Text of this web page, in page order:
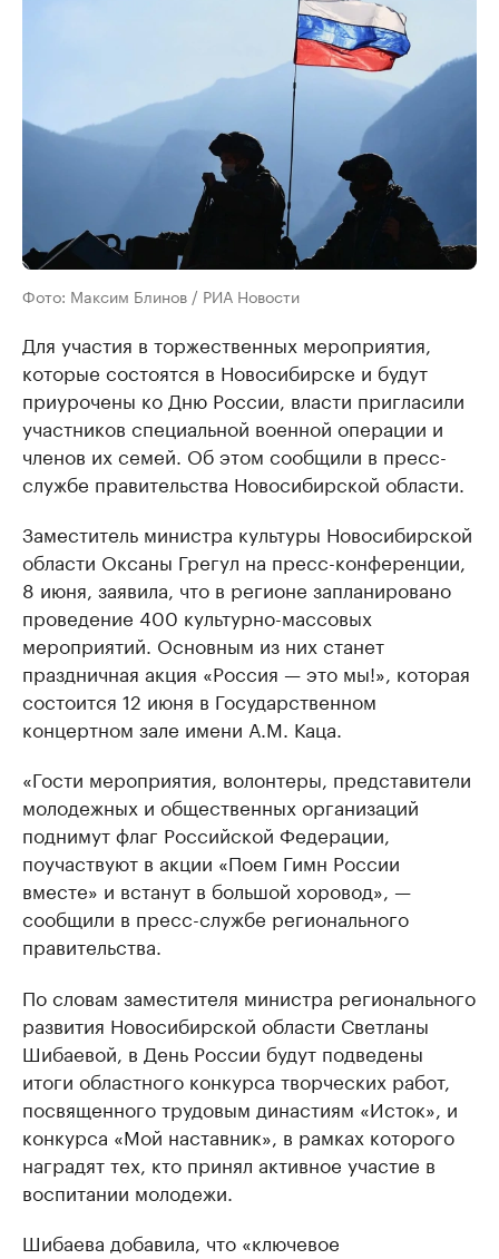
Фото: Максим Блинов / РИА Новости
Для участия в торжественных мероприятия,
которые состоятся в Новосибирске и будут
приурочены ко Дню России, власти пригласили
участников специальной военной операции и
членов их семей. Об этом сообщили в пресс-
службе правительства Новосибирской области.
Заместитель министра культуры Новосибирской
области Оксаны Грегул на пресс-конференции,
8 июня, заявила, что в регионе запланировано
проведение 400 культурно-массовых
мероприятий. Основным из них станет
праздничная акция «Россия — это мы!», которая
состоится 12 июня в Государственном
концертном зале имени А.М. Каца.
«Гости мероприятия, волонтеры, представители
молодежных и общественных организаций
поднимут флаг Российской Федерации,
поучаствуют в акции «Поем Гимн России
вместе» и встанут в большой хоровод», —
сообщили в пресс-службе регионального
правительства.
По словам заместителя министра регионального
развития Новосибирской области Светланы
Шибаевой, в День России будут подведены
итоги областного конкурса творческих работ,
посвященного трудовым династиям «Исток», и
конкурса «Мой наставник», в рамках которого
наградят тех, кто принял активное участие в
воспитании молодежи.
Шибаева добавила, что «ключевое